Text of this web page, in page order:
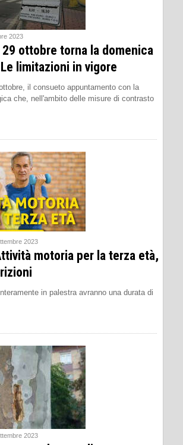
2023
29 ottobre torna la domenica
limitazioni in vigore
il consueto appuntamento con la
che, nell'ambito delle misure di contrasto
2023
motoria per la terza età,
in palestra avranno una durata di
2023